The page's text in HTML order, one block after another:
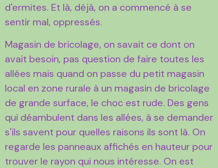
d'ermites. Et là, déjà, on a commencé à se
sentir mal, oppressés.
Magasin de bricolage, on savait ce dont on
avait besoin, pas question de faire toutes les
allées mais quand on passe du petit magasin
local en zone rurale à un magasin de bricolage
de grande surface, le choc est rude. Des gens
qui déambulent dans les allées, à se demander
s'ils savent pour quelles raisons ils sont là. On
regarde les panneaux affichés en hauteur pour
trouver le rayon qui nous intéresse. On est